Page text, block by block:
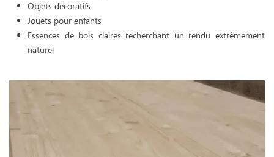
Objets décoratifs
Jouets pour enfants
Essences de bois claires recherchant un rendu extrêmement
naturel